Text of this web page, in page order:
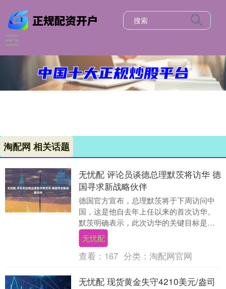
淘配网 相关话题
无忧配 评论员谈德总理默茨将访华 德
国寻求新战略伙伴
德国官方宣布，总理默茨将于下周访问中
国，这是他自去年上任以来的首次访华。
默茨明确表示，此次访华的关键目标是寻
找理念相近、行动方式相似，并愿意共同
塑造未来的伙伴，....
无忧配
查看： 167 分类： 淘配网官网
无忧配 现货黄金失守4210美元/盎司